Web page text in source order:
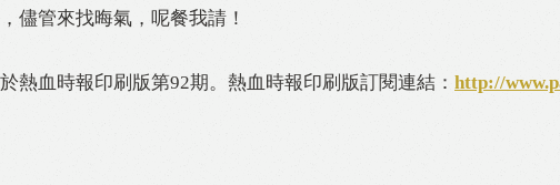
儘管來找晦氣，呢餐我請！
熱血時報印刷版第92期。熱血時報印刷版訂閱連結： http://